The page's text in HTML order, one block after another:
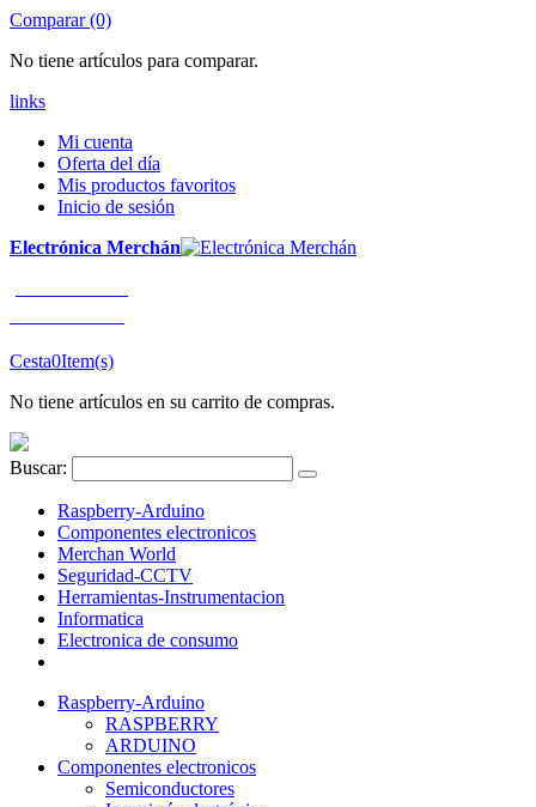
Comparar (0)
No tiene artículos para comparar.
links
Mi cuenta
Oferta del día
Mis productos favoritos
Inicio de sesión
Electrónica Merchán
Cesta0Item(s)
No tiene artículos en su carrito de compras.
Buscar:
Raspberry-Arduino
Componentes electronicos
Merchan World
Seguridad-CCTV
Herramientas-Instrumentacion
Informatica
Electronica de consumo
Raspberry-Arduino
RASPBERRY
ARDUINO
Componentes electronicos
Semiconductores